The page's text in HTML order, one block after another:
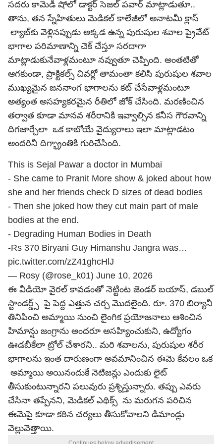
సదరు కామెడీ షోలో డాక్టర్ సెజల్ పవార్ మాట్లాడుతూ..
తాను, తన స్నేహితులు మెడికల్ కాలేజీలో అనాటమీ క్లాస్
ల్యాబ్‌కు వెళ్లినప్పుడు అక్కడ ఉన్న పురుషుల శవాల ప్రైవేట్
భాగాల పరిమాణాన్ని చెక్ చేస్తూ సరదాగా
మాట్లాడుకునేవాళ్లమంటూ నవ్వుతూ చెప్పింది. అంతటితో
ఆగకుండా, ప్రాక్టికల్స్ చివర్లో తామంతా కలిసి పురుషుల శవాల
ముఖ్యమైన జననాంగ భాగాలను కట్ చేసేవాళ్లమంటూ
అత్యంత అసహ్యకరమైన రీతిలో జోక్ చేసింది. మరణించిన
తర్వాత కూడా మానవ శరీరానికి ఇవ్వాల్సిన కనీస గౌరవాన్ని
దిగజార్చేలా ఒక కాబోయే వైద్యురాలు ఇలా మాట్లాడటం
అందరినీ దిగ్భ్రాంతికి గురిచేసింది.
This is Sejal Pawar a doctor in Mumbai
- She came to Pranit More show & joked about how
she and her friends check D sizes of dead bodies
- Then she joked how they cut main part of male
bodies at the end.
- Degrading Human Bodies in Death
-Rs 370 Biryani Guy Himanshu Jangra was…
pic.twitter.com/zZ41ghcHlJ
— Rosy (@rose_k01) June 10, 2026
ఈ వీడియో వైరల్ కావడంతో నెట్టింట జెండర్ బయాస్, డబుల్
స్టాండర్డ్స్ పై పెద్ద ఎత్తున చర్చ మొదలైంది. రూ. 370 బిర్యానీ
తినిపించి అమ్మాయి నుంచి లైంగిక ప్రయోజనాలు ఆశించిన
హిమాన్షు జంగ్రాను అందరూ అసహ్యించుకుని, ఉద్యోగం
ఊడబీకేలా ట్రోల్ చేశారని.. మరి శవాలను, పురుషుల శరీర
భాగాలను ఇంత దారుణంగా అవమానించిన ఈమె కేవలం ఒక
అమ్మాయి అయినందుకే నెటిజన్లు ఎందుకు లైట్
తీసుకుంటున్నారని పలువురు ప్రశ్నిస్తున్నారు. తప్పు ఎవరు
చేసినా తప్పేనని, మెడికల్ ఎథిక్స్ ను మరుగన పరిచిన
ఈమెపై కూడా కఠిన చర్యలు తీసుకోవాలని డిమాండ్లు
వెల్లువెత్తాయి.